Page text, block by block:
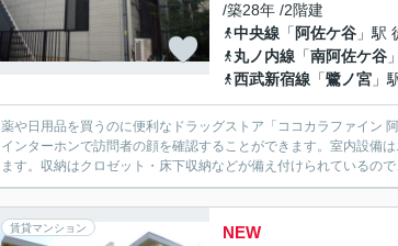
/築28年 /2階建
中央線 「 阿佐ケ谷 」駅
丸ノ内線 「南阿佐ケ谷
西武新宿線 「鷺ノ宮 」
薬や日用品を買うのに便利なドラッグストア「ココカラファイン
インターホンで訪問者の顔を確認することができます。室内設備
ます。収納はクロゼット・床下収納などが備え付けられているの
賃貸マンション NEW